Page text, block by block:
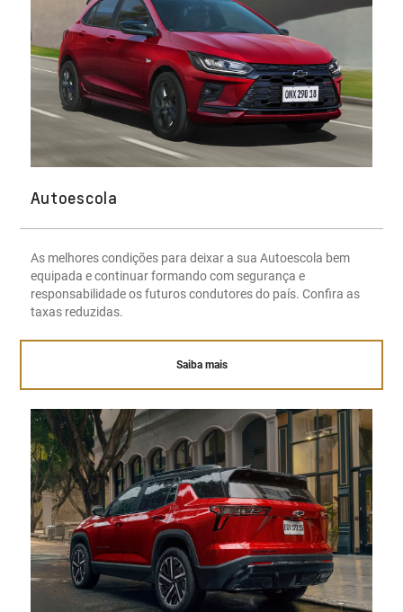
Autoescola
As melhores condições para deixar a sua Autoescola bem
equipada e continuar formando com segurança e
responsabilidade os futuros condutores do país. Confira as
taxas reduzidas.
Saiba mais